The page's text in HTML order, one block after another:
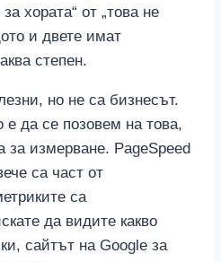
хората“ от „това не
и двете имат
степен.
но не са бизнесът.
е да се позовем на това,
за измерване. PageSpeed
са част от
са
да видите какво
сайтът на Google за